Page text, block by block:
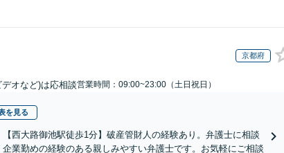
京都府
オなど)は応相談営業時間：09:00~23:00（土日祝日）
を見る
西大路御池駅徒歩1分】破産管財人の経験あり。弁護士に相談
業勤めの経験のある親しみやすい弁護士です。お気軽にご相談